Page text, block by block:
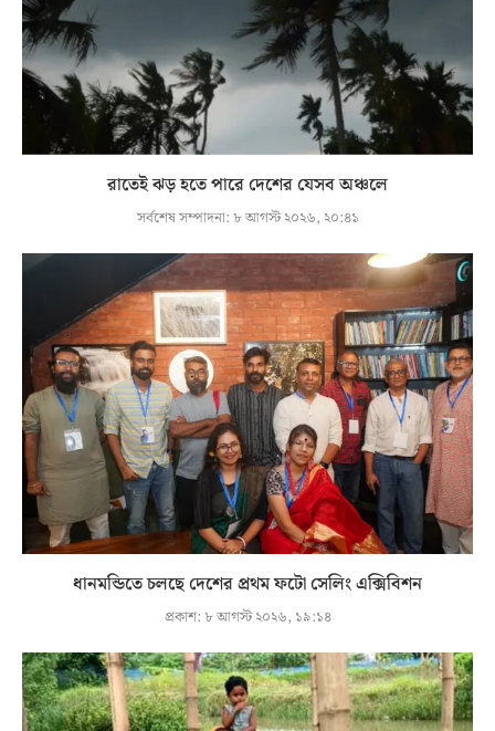
রাতেই ঝড় হতে পারে দেশের যেসব অঞ্চলে
সর্বশেষ সম্পাদনা: ৮ আগস্ট ২০২৬, ২০:৪১
ধানমন্ডিতে চলছে দেশের প্রথম ফটো সেলিং এক্সিবিশন
প্রকাশ: ৮ আগস্ট ২০২৬, ১৯:১৪